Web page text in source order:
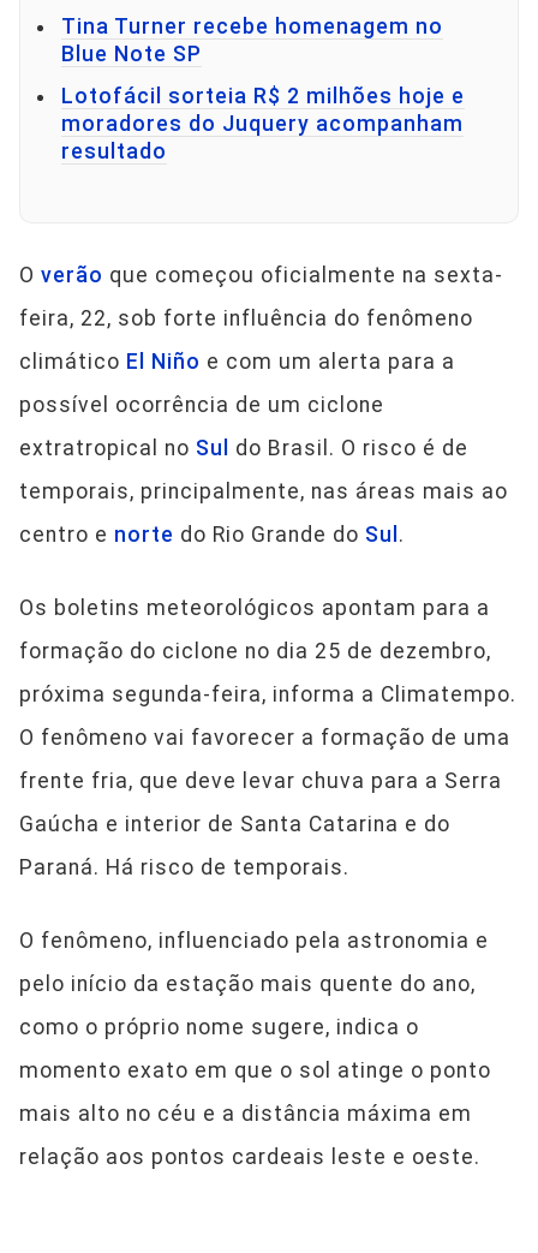
Tina Turner recebe homenagem no
Blue Note SP
Lotofácil sorteia R$ 2 milhões hoje e
moradores do Juquery acompanham
resultado
O verão que começou oficialmente na sexta-
feira, 22, sob forte influência do fenômeno
climático El Niño e com um alerta para a
possível ocorrência de um ciclone
extratropical no Sul
do Brasil. O risco é de
temporais, principalmente, nas áreas mais ao
centro e norte do Rio Grande do Sul .
Os boletins meteorológicos apontam para a
formação do ciclone no dia 25 de dezembro,
próxima segunda-feira, informa a Climatempo.
O fenômeno vai favorecer a formação de uma
frente fria, que deve levar chuva para a Serra
Gaúcha e interior de Santa Catarina e do
Paraná. Há risco de temporais.
O fenômeno, influenciado pela astronomia e
pelo início da estação mais quente do ano,
como o próprio nome sugere, indica o
momento exato em que o sol atinge o ponto
mais alto no céu e a distância máxima em
relação aos pontos cardeais leste e oeste.